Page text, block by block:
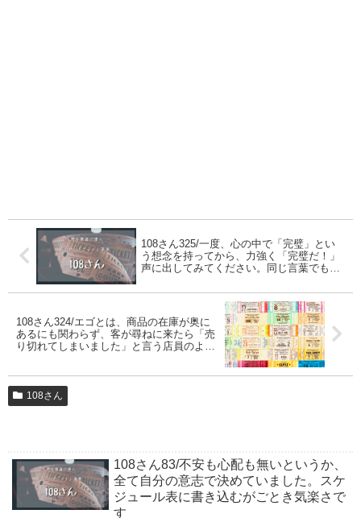
108さん325/一度、心の中で「完璧」とい
う想念を持ってから、力強く「完璧だ！」
声に出してみてください。同じ言葉でも全
108さん324/エゴとは、商品の在庫が奥に
あるにも関わらず、客が尋ねに来たら「売
り切れてしまいました」と言う店員のよう
108さん
108さん83/不安も心配も無いというか、
全て自分の意志で決めていました。スケ
ジュール表に書き込むがごとき気楽さで
す